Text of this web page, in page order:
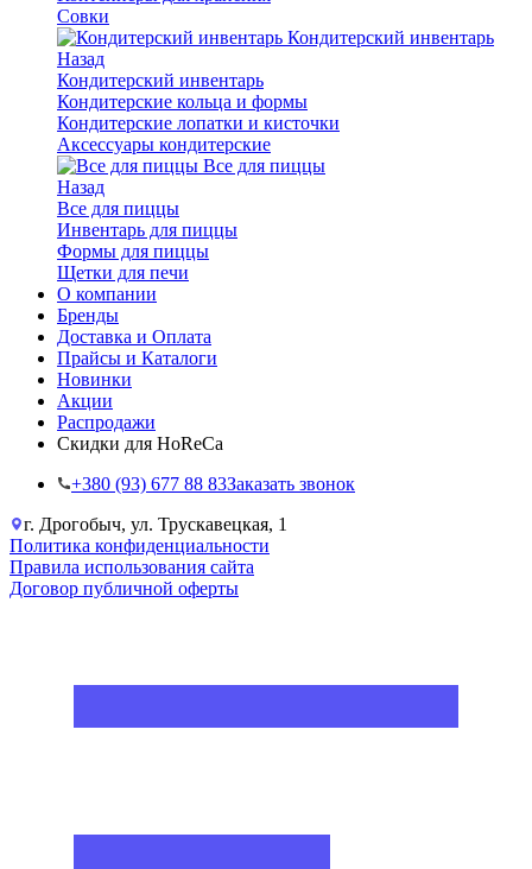
Совки
Кондитерский инвентарь
Назад
Кондитерский инвентарь
Кондитерские кольца и формы
Кондитерские лопатки и кисточки
Аксессуары кондитерские
Все для пиццы
Назад
Все для пиццы
Инвентарь для пиццы
Формы для пиццы
Щетки для печи
О компании
Бренды
Доставка и Оплата
Прайсы и Каталоги
Новинки
Акции
Распродажи
Скидки для HoReCa
+38‎0 (93) 677 88 83Заказать звонок
г. Дрогобыч, ул. Трускавецкая, 1
Политика конфиденциальности
Правила использования сайта
Договор публичной оферты